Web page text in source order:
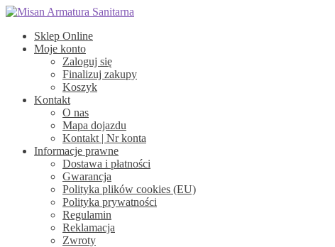
Przejdź
nawigacji
Przejdź
treści
Sklep Online
Moje konto
Zaloguj się
Finalizuj zakupy
Koszyk
Kontakt
O nas
Mapa dojazdu
Kontakt | Nr konta
Informacje prawne
Dostawa i płatności
Gwarancja
Polityka plików cookies (EU)
Polityka prywatności
Regulamin
Reklamacja
Zwroty